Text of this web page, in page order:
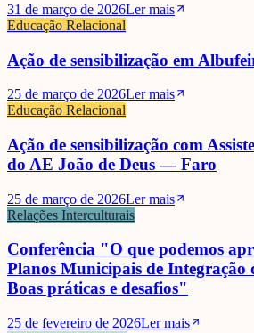
31 de março de 2026Ler mais
Educação Relacional
Ação de sensibilização em
25 de março de 2026Ler mais
Educação Relacional
Ação de sensibilização com
do AE João de Deus — Faro
25 de março de 2026Ler mais
Relações Interculturais
Conferência "O que podemos
Planos Municipais de Integração
Boas práticas e desafios"
25 de fevereiro de 2026Ler mais